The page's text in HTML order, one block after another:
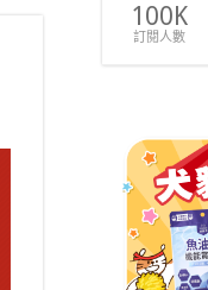
100K
訂閱人數